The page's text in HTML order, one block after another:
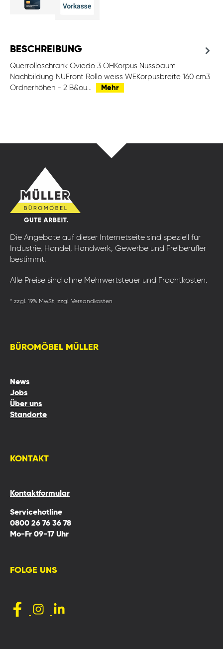
BESCHREIBUNG
Querrolloschrank Oviedo 3 OHKorpus Nussbaum
Nachbildung NUFront Rollo weiss WEKorpusbreite 160 cm3
Ordnerhöhen - 2 B&ou…
Mehr
Die Angebote auf dieser Internetseite sind speziell für
Industrie, Handel, Handwerk, Gewerbe und Freiberufler
bestimmt.
Alle Preise sind ohne Mehrwertsteuer und Frachtkosten.
* zzgl. 19% MwSt, zzgl. Versandkosten
BÜROMÖBEL MÜLLER
News
Jobs
Über uns
Standorte
KONTAKT
Kontaktformular
Servicehotline
0800 26 76 36 78
Mo-Fr 09-17 Uhr
FOLGE UNS